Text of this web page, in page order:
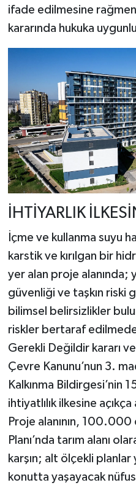
ifade edilmesine
kararında hukuka
İHTİYARLIK
İçme ve kullanma suyu
karstik ve kırılgan bir
yer alan proje alanında;
güvenliği ve taşkın riski
bilimsel belirsizlikler
riskler bertaraf
Gerekli Değildir kararı
Çevre Kanunu’nun 3.
Kalkınma Bildirgesi’nin
ihtiyatlılık ilkesine açıkça
Proje alanının,
Planı’nda tarım alanı
karşın; alt ölçekli
konutta yaşayacak nüfus